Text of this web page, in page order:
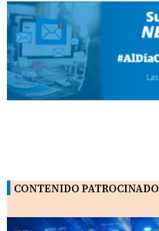
CONTENIDO PATROCINADO